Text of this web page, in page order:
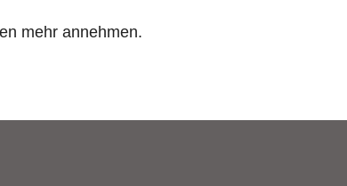
mehr annehmen.